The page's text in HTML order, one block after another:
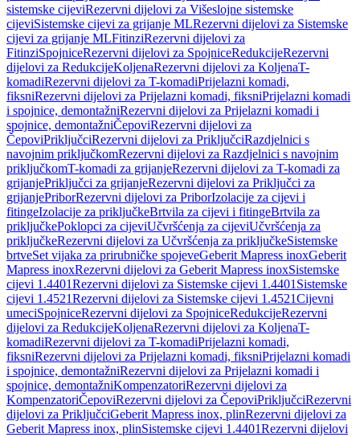
sistemske cijeviRezervni dijelovi za Višeslojne sistemske
cijeviSistemske cijevi za grijanje MLRezervni dijelovi za Sistemske
cijevi za grijanje MLFitinziRezervni dijelovi za
FitinziSpojniceRezervni dijelovi za SpojniceRedukcijeRezervni
dijelovi za RedukcijeKoljenaRezervni dijelovi za KoljenaT-
komadiRezervni dijelovi za T-komadiPrijelazni komadi,
fiksniRezervni dijelovi za Prijelazni komadi, fiksniPrijelazni komadi
i spojnice, demontažniRezervni dijelovi za Prijelazni komadi i
spojnice, demontažniČepoviRezervni dijelovi za
ČepoviPriključciRezervni dijelovi za PriključciRazdjelnici s
navojnim priključkomRezervni dijelovi za Razdjelnici s navojnim
priključkomT-komadi za grijanjeRezervni dijelovi za T-komadi za
grijanjePriključci za grijanjeRezervni dijelovi za Priključci za
grijanjePriborRezervni dijelovi za PriborIzolacije za cijevi i
fitingeIzolacije za priključkeBrtvila za cijevi i fitingeBrtvila za
priključkePoklopci za cijeviUčvršćenja za cijeviUčvršćenja za
priključkeRezervni dijelovi za Učvršćenja za priključkeSistemske
brtveSet vijaka za prirubničke spojeveGeberit Mapress inoxGeberit
Mapress inoxRezervni dijelovi za Geberit Mapress inoxSistemske
cijevi 1.4401Rezervni dijelovi za Sistemske cijevi 1.4401 Sistemske
cijevi 1.4521Rezervni dijelovi za Sistemske cijevi 1.4521Cijevni
umeciSpojniceRezervni dijelovi za SpojniceRedukcijeRezervni
dijelovi za RedukcijeKoljenaRezervni dijelovi za KoljenaT-
komadiRezervni dijelovi za T-komadiPrijelazni komadi,
fiksniRezervni dijelovi za Prijelazni komadi, fiksniPrijelazni komadi
i spojnice, demontažniRezervni dijelovi za Prijelazni komadi i
spojnice, demontažniKompenzatoriRezervni dijelovi za
KompenzatoriČepoviRezervni dijelovi za ČepoviPriključciRezervni
dijelovi za PriključciGeberit Mapress inox, plinRezervni dijelovi za
Geberit Mapress inox, plinSistemske cijevi 1.4401Rezervni dijelovi